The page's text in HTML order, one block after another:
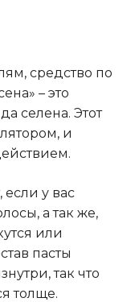
средство по
– это
селена. Этот
и
если у вас
а так же,
или
пасты
так что
толще.